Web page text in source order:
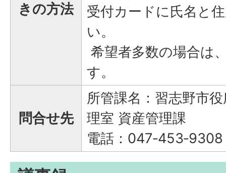
きの方法
受付カードに氏名と
い。
希望者多数の場合は
す。
問合せ先
所管課名：習志野市
理室 資産管理課
電話：047‐453‐9308